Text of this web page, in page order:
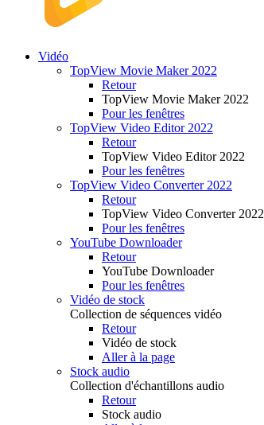
Vidéo
TopView Movie Maker 2022
Retour
TopView Movie Maker 2022
Pour les fenêtres
TopView Video Editor 2022
Retour
TopView Video Editor 2022
Pour les fenêtres
TopView Video Converter 2022
Retour
TopView Video Converter 2022
Pour les fenêtres
YouTube Downloader
Retour
YouTube Downloader
Pour les fenêtres
Vidéo de stock
Collection de séquences vidéo
Retour
Vidéo de stock
Aller à la page
Stock audio
Collection d'échantillons audio
Retour
Stock audio